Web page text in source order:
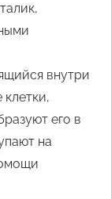
внутри
клетки,
его в
на